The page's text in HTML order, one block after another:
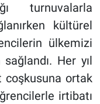
turnuvalarla
kültürel
ülkemizi
Her yıl
coşkusuna ortak
irtibatı